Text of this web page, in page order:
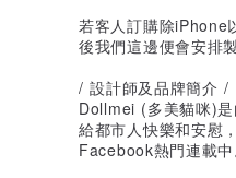
若客人訂購除iPhone
後我們這邊便會安排
/ 設計師及品牌簡介 /
Dollmei (多美貓咪)
給都市人快樂和安慰
Facebook熱門連載中